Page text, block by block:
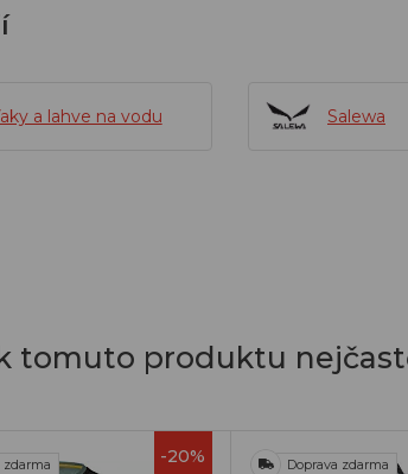
a lahve na vodu Salewa
tomuto produktu
-20%
zdarma Doprava zdarma